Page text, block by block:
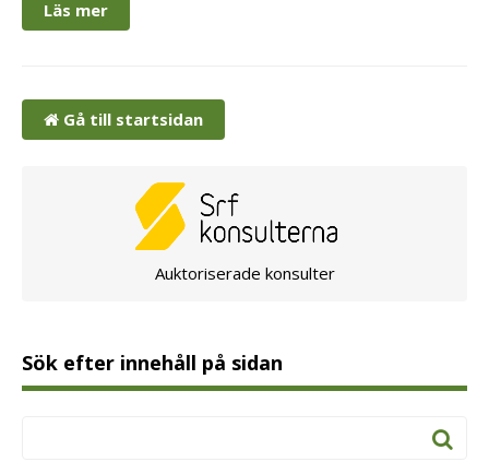
Läs mer
Gå till startsidan
Auktoriserade konsulter
Sök efter innehåll på sidan